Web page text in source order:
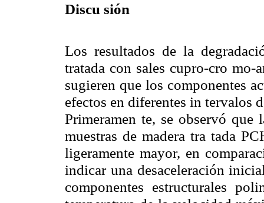
Discu sión
Los resultados de la
tratada con sales cupro-cro mo-
sugieren que los componentes
efectos en diferentes in tervalos
Primeramen te, se observó
muestras de madera tra tada
ligeramente mayor, en
indicar una desaceleración
componentes estructurales